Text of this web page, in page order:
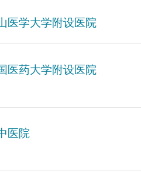
医学大学附设医院
医药大学附设医院
医院